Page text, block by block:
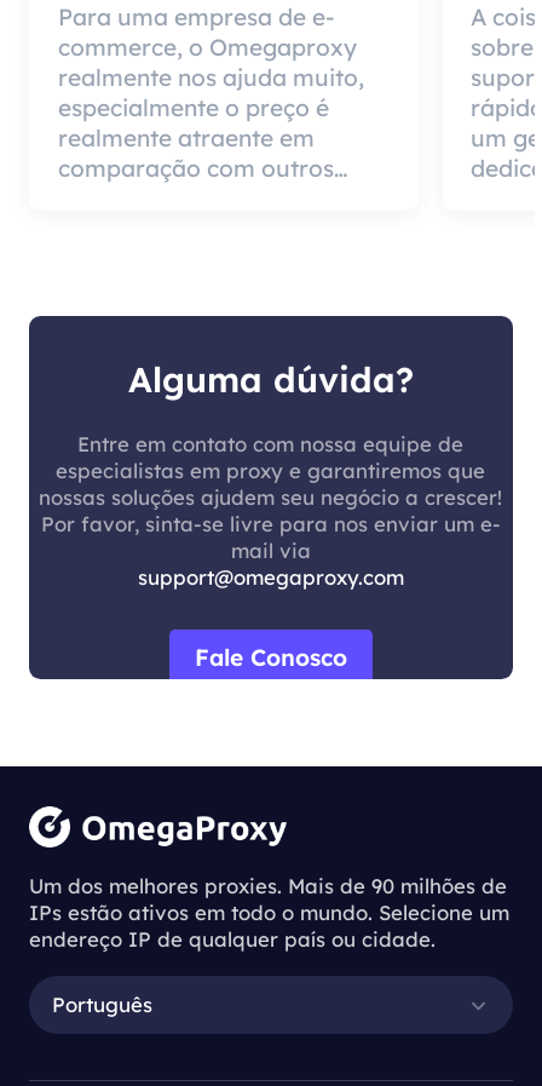
Para uma empresa de e-
commerce, o Omegaproxy
realmente nos ajuda muito,
especialmente o preço é
realmente atraente em
comparação com outros
A
sobre
um
Alguma dúvida?
Entre em contato com nossa equipe de
especialistas em proxy e garantiremos que
nossas soluções ajudem seu negócio a crescer!
Por favor, sinta-se livre para nos enviar um e-
mail via
support@omegaproxy.com
Fale Conosco
Um dos melhores proxies. Mais de 90 milhões de
IPs estão ativos em todo o mundo. Selecione um
endereço IP de qualquer país ou cidade.
Português